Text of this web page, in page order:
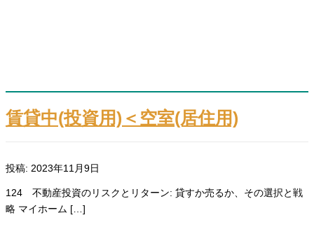
賃貸中(投資用)＜空室(居住用)
投稿: 2023年11月9日
124 不動産投資のリスクとリターン: 貸すか売るか、その選択と戦
略 マイホーム […]